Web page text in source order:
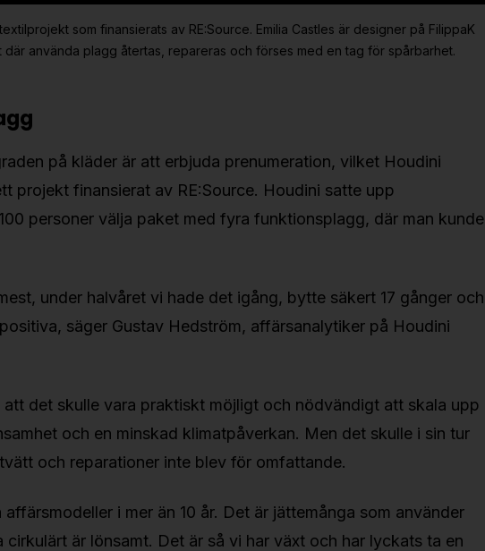
som finansierats av RE:Source. Emilia Castles är designer på FilippaK
använda plagg återtas, repareras och förses med en tag för spårbarhet.
på kläder är att erbjuda prenumeration, vilket Houdini
projekt finansierat av RE:Source. Houdini satte upp
personer välja paket med fyra funktionsplagg, där man kunde
under halvåret vi hade det igång, bytte säkert 17 gånger och
säger Gustav Hedström, affärsanalytiker på Houdini
det skulle vara praktiskt möjligt och nödvändigt att skala upp
och en minskad klimatpåverkan. Men det skulle i sin tur
och reparationer inte blev för omfattande.
i mer än 10 år. Det är jättemånga som använder
är lönsamt. Det är så vi har växt och har lyckats ta en